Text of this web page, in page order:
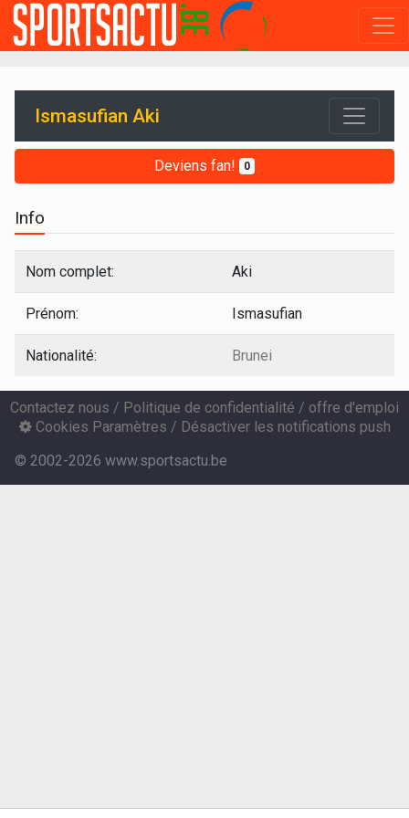
Ismasufian Aki
Deviens fan! 0
Info
Nom complet: Aki
Prénom: Ismasufian
Nationalité: Brunei
Contactez nous / Politique de confidentialité / offre d'emploi
Cookies Paramètres / Désactiver les notifications push
© 2002-2026 www.sportsactu.be